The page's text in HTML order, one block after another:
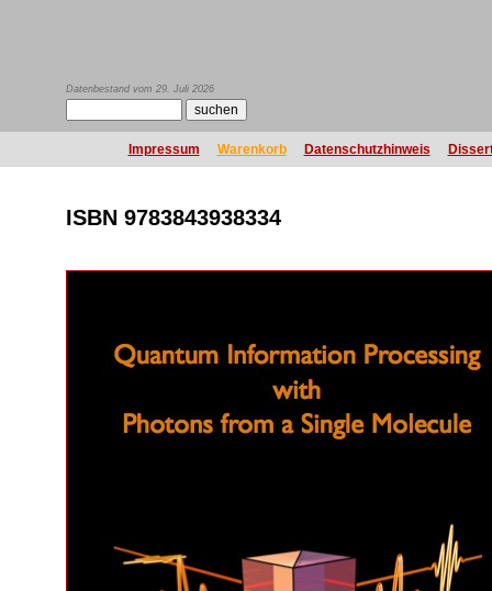
Datenbestand vom 29. Juli 2026
Impressum Warenkorb Datenschutzhinweis
ISBN 9783843938334